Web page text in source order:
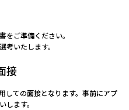
をご準備ください。
考いたします。
接
しての面接となります。事前にアプ
します。